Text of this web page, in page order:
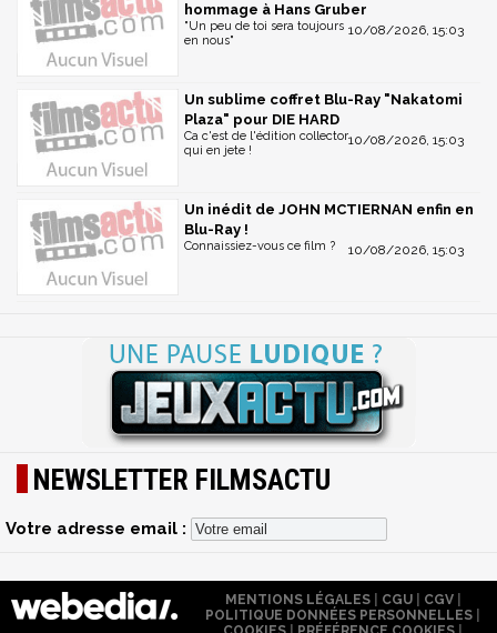
hommage à Hans Gruber
10/08/2026, 15:03
"Un peu de toi sera toujours
en nous"
Un sublime coffret Blu-Ray "Nakatomi
Plaza" pour DIE HARD
10/08/2026, 15:03
Ca c'est de l'édition collector
qui en jete !
Un inédit de JOHN MCTIERNAN enfin en
Blu-Ray !
10/08/2026, 15:03
Connaissiez-vous ce film ?
NEWSLETTER FILMSACTU
Votre adresse email :
MENTIONS LÉGALES| CGU| CGV|
POLITIQUE DONNÉES PERSONNELLES